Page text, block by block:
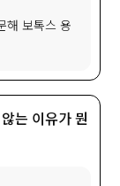
해 보톡스 용
는 이유가 뭔